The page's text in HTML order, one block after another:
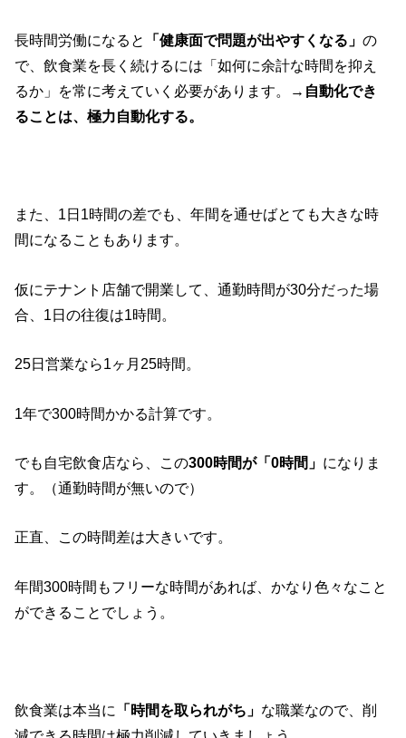
長時間労働になると 「健康面で問題が出やすくなる」の
で、飲食業を長く続けるには「如何に余計な時間を抑え
るか」を常に考えていく必要があります。→ 自動化でき
ることは、極力自動化する。
また、1日1時間の差でも、年間を通せばとても大きな時
間になることもあります。
仮にテナント店舗で開業して、通勤時間が30分だった場
合、1日の往復は1時間。
25日営業なら1ヶ月25時間。
1年で300時間かかる計算です。
でも自宅飲食店なら、この300時間が「0時間」 になりま
す。（通勤時間が無いので）
正直、この時間差は大きいです。
年間300時間もフリーな時間があれば、かなり色々なこと
ができることでしょう。
飲食業は本当に 「時間を取られがち」 な職業なので、削